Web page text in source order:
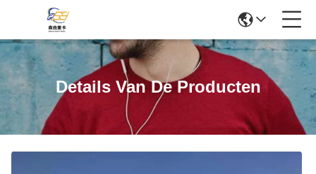
Details Van De Producten